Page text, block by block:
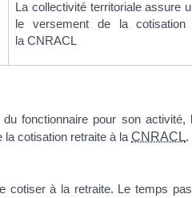
La collectivité territoriale assure
le versement de la cotisation
la CNRACL
fonctionnaire pour son activité,
la cotisation retraite à laCNRACL.
cotiser à la retraite. Le temps